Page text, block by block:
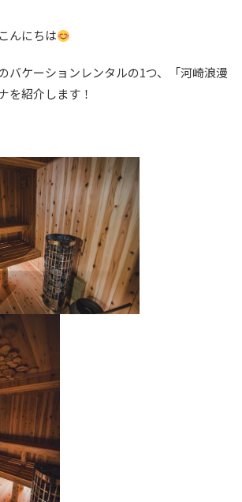
んにちは
バケーションレンタルの1つ、「河崎浪漫
を紹介します！